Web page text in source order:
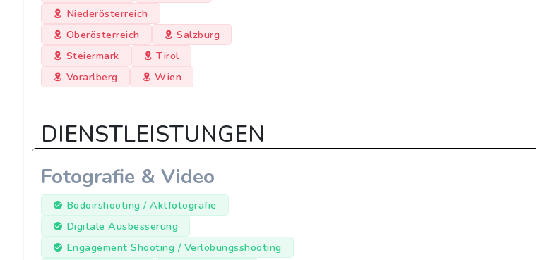
Niederösterreich
Oberösterreich
Salzburg
Steiermark
Tirol
Vorarlberg
Wien
DIENSTLEISTUNGEN
Fotografie & Video
Bodoirshooting / Aktfotografie
Digitale Ausbesserung
Engagement Shooting / Verlobungsshooting